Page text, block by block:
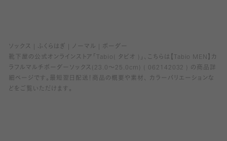
ソックス ふくらはぎ ノーマル
ボーダー
靴下屋の公式オンラインストア「Tabio( タビオ )」、こちらは【Tabio MEN】カ
ラフルマルチボーダーソックス(23.0～25.0cm) ( 062142032 ) の商品詳
細ページです。最短翌日配送！商品の概要や素材、 カラーバリエーションな
どをご覧いただけます。